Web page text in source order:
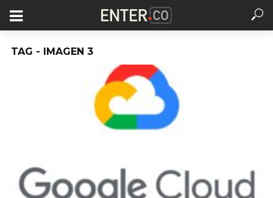
TAG - IMAGEN 3